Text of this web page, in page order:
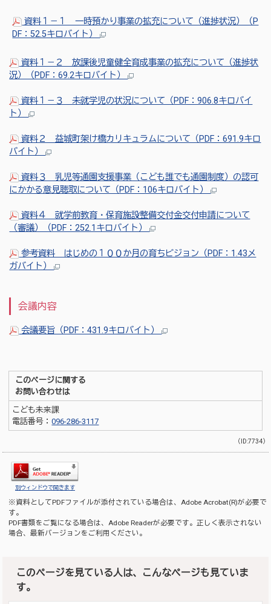
資料１－１ 一時預かり事業の拡充について（進捗状況）（P
DF：52.5キロバイト）
資料１－２ 放課後児童健全育成事業の拡充について（進捗状
況）（PDF：69.2キロバイト）
資料１－３ 未就学児の状況について（PDF：906.8キロバイ
ト）
資料２ 益城町架け橋カリキュラムについて（PDF：691.9キロ
バイト）
資料３ 乳児等通園支援事業（こども誰でも通園制度）の認可
にかかる意見聴取について（PDF：106キロバイト）
資料４ 就学前教育・保育施設整備交付金交付申請について
（審議）（PDF：252.1キロバイト）
参考資料 はじめの１００か月の育ちビジョン（PDF：1.43メ
ガバイト）
会議内容
会議要旨（PDF：431.9キロバイト）
このページに関する
お問い合わせは
こども未来課
電話番号：096-286-3117
（ID:7734）
別ウィンドウで開きます
※資料としてPDFファイルが添付されている場合は、Adobe Acrobat(R)が必要で
す。
PDF書類をご覧になる場合は、Adobe Readerが必要です。正しく表示されない
場合、最新バージョンをご利用ください。
このページを見ている人は、こんなページも見ていま
す。